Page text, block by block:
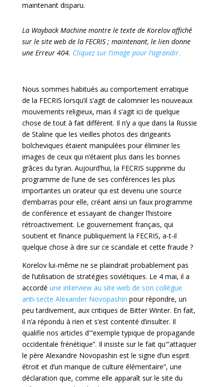
maintenant disparu.
La Wayback Machine montre le texte de Korelov affiché
sur le site web de la FECRIS ; maintenant, le lien donne
une Erreur 404. Cliquez sur l’image pour l’agrandir.
Nous sommes habitués au comportement erratique
de la FECRIS lorsqu’il s’agit de calomnier les nouveaux
mouvements religieux, mais il s’agit ici de quelque
chose de tout à fait différent. Il n’y a que dans la Russie
de Staline que les vieilles photos des dirigeants
bolcheviques étaient manipulées pour éliminer les
images de ceux qui n’étaient plus dans les bonnes
grâces du tyran. Aujourd’hui, la FECRIS supprime du
programme de l’une de ses conférences les plus
importantes un orateur qui est devenu une source
d’embarras pour elle, créant ainsi un faux programme
de conférence et essayant de changer l’histoire
rétroactivement. Le gouvernement français, qui
soutient et finance publiquement la FECRIS, a-t-il
quelque chose à dire sur ce scandale et cette fraude ?
Korelov lui-même ne se plaindrait probablement pas
de l’utilisation de stratégies soviétiques. Le 4 mai, il a
accordé une interview au site web de son collègue
anti-secte Alexander Novopashin pour répondre, un
peu tardivement, aux critiques de Bitter Winter. En fait,
il n’a répondu à rien et s’est contenté d’insulter. Il
qualifie nos articles d'”exemple typique de propagande
occidentale frénétique”. Il insiste sur le fait qu'”attaquer
le père Alexandre Novopashin est le signe d’un esprit
étroit et d’un manque de culture élémentaire”, une
déclaration que, comme elle apparaît sur le site du